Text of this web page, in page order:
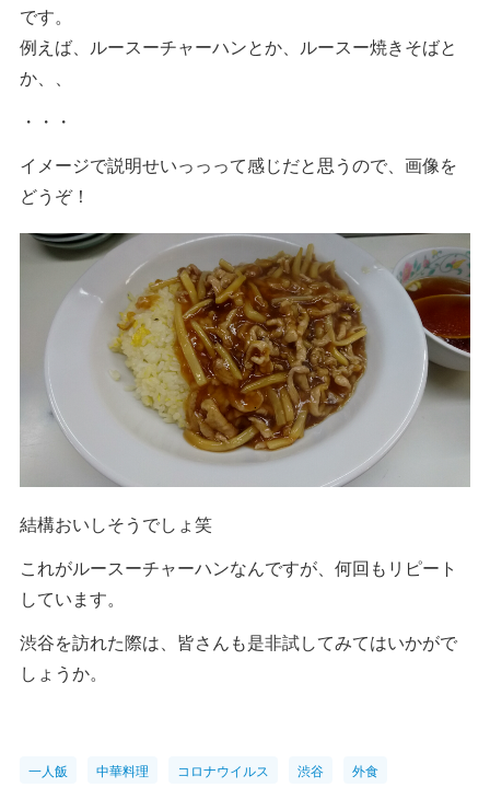
です。
例えば、ルースーチャーハンとか、ルースー焼きそばと
か、、
・・・
イメージで説明せいっっって感じだと思うので、画像を
どうぞ！
結構おいしそうでしょ笑
これがルースーチャーハンなんですが、何回もリピート
しています。
渋谷を訪れた際は、皆さんも是非試してみてはいかがで
しょうか。
一人飯 中華料理 コロナウイルス 渋谷 外食